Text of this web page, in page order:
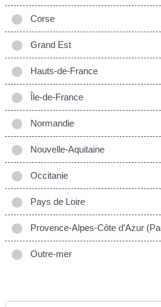
Corse
Grand Est
Hauts-de-France
Île-de-France
Normandie
Nouvelle-Aquitaine
Occitanie
Pays de Loire
Provence-Alpes-Côte d'Azur
Outre-mer